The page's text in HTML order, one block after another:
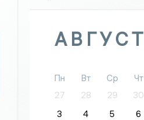
АВГУСТ
Пн Вт Ср Чт
27
28 29 30
3
4 5 6